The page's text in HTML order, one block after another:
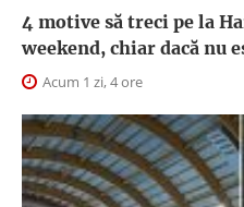
4 motive să treci pe la
weekend, chiar dacă nu
Acum 1 zi, 4 ore